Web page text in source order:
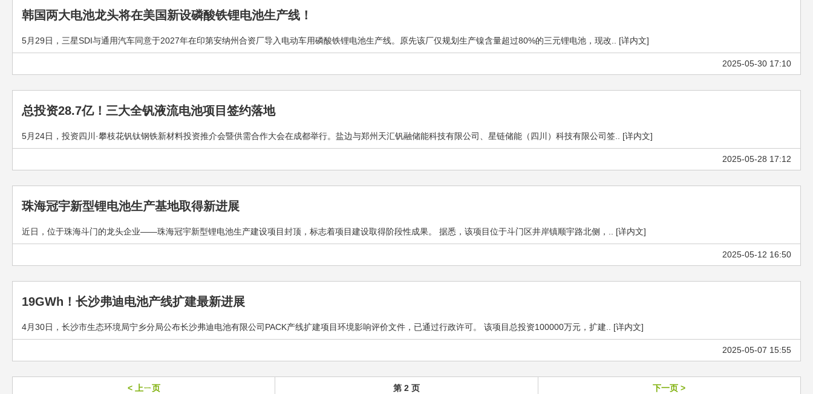
韩国两大电池龙头将在美国新设磷酸铁锂电池生产线！
5月29日，三星SDI与通用汽车同意于2027年在印第安纳州合资厂导入电动车用磷酸铁锂电池生产线。原先该厂仅规划生产镍含量超过80%的三元锂电池，现改.. [详内文]
2025-05-30 17:10
总投资28.7亿！三大全钒液流电池项目签约落地
5月24日，投资四川·攀枝花钒钛钢铁新材料投资推介会暨供需合作大会在成都举行。盐边与郑州天汇钒融储能科技有限公司、星链储能（四川）科技有限公司签.. [详内文]
2025-05-28 17:12
珠海冠宇新型锂电池生产基地取得新进展
近日，位于珠海斗门的龙头企业——珠海冠宇新型锂电池生产建设项目封顶，标志着项目建设取得阶段性成果。 据悉，该项目位于斗门区井岸镇顺宇路北侧，.. [详内文]
2025-05-12 16:50
19GWh！长沙弗迪电池产线扩建最新进展
4月30日，长沙市生态环境局宁乡分局公布长沙弗迪电池有限公司PACK产线扩建项目环境影响评价文件，已通过行政许可。 该项目总投资100000万元，扩建.. [详内文]
2025-05-07 15:55
< 上ㄧ页 第 2 页 下一页 >